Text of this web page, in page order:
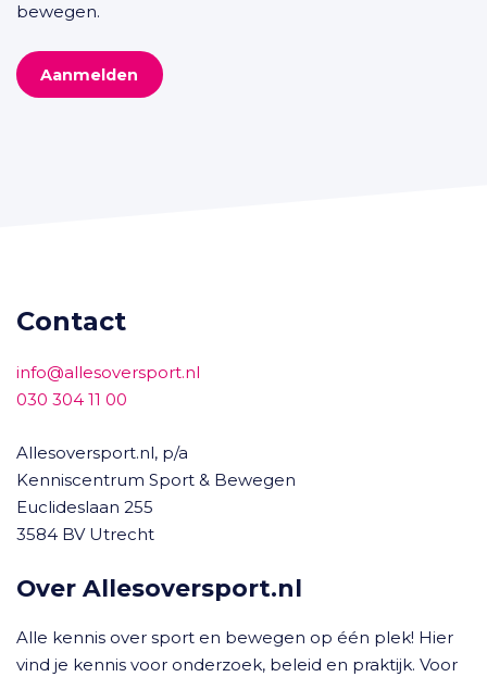
bewegen.
Aanmelden
Contact
info@allesoversport.nl
030 304 11 00
Allesoversport.nl, p/a
Kenniscentrum Sport & Bewegen
Euclideslaan 255
3584 BV Utrecht
Over Allesoversport.nl
Alle kennis over sport en bewegen op één plek! Hier
vind je kennis voor onderzoek, beleid en praktijk. Voor